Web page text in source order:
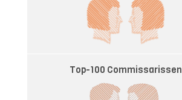
Top-100 Commissarissen